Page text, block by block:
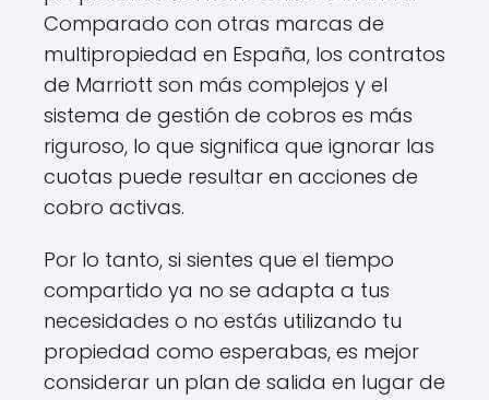
Comparado con otras marcas de
multipropiedad en España, los contratos
de Marriott son más complejos y el
sistema de gestión de cobros es más
riguroso, lo que significa que ignorar las
cuotas puede resultar en acciones de
cobro activas.
Por lo tanto, si sientes que el tiempo
compartido ya no se adapta a tus
necesidades o no estás utilizando tu
propiedad como esperabas, es mejor
considerar un plan de salida en lugar de